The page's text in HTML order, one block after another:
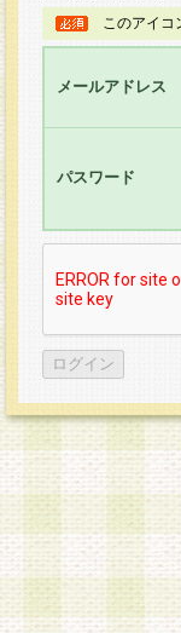
このアイコ
メールアドレス
パスワード